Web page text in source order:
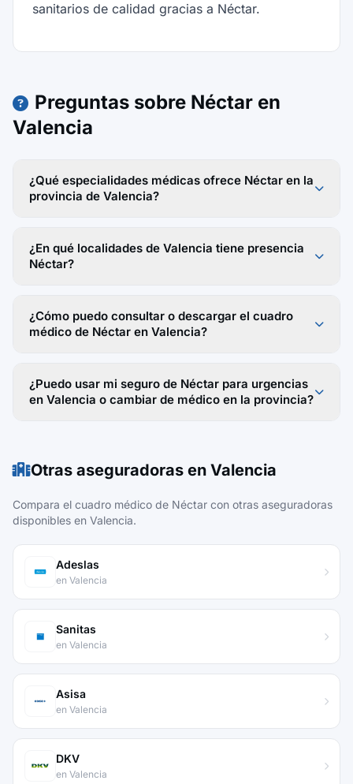
sanitarios de calidad gracias a Néctar.
Preguntas sobre Néctar en
Valencia
¿Qué especialidades médicas ofrece Néctar en la
provincia de Valencia?
¿En qué localidades de Valencia tiene presencia
Néctar?
¿Cómo puedo consultar o descargar el cuadro
médico de Néctar en Valencia?
¿Puedo usar mi seguro de Néctar para urgencias
en Valencia o cambiar de médico en la provincia?
Otras aseguradoras en Valencia
Compara el cuadro médico de Néctar con otras aseguradoras
disponibles en Valencia.
Adeslas
en Valencia
Sanitas
en Valencia
Asisa
en Valencia
DKV
en Valencia